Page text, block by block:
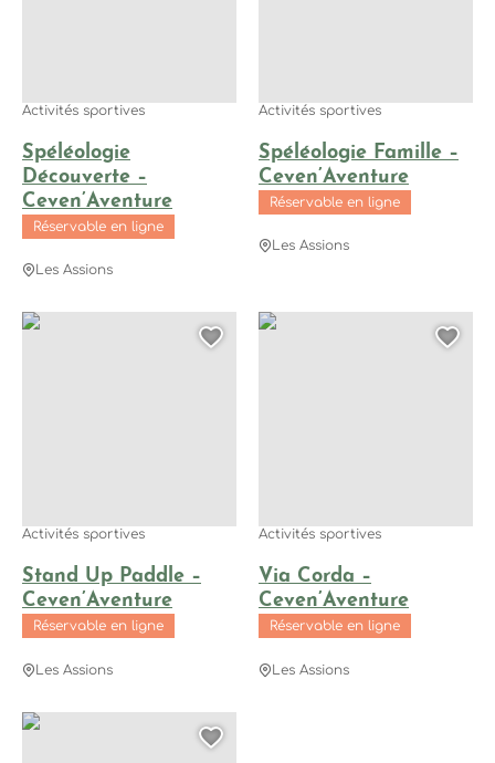
Spéléologie
Découverte –
Ceven’Aventure
Activités sportives
Réservable en ligne
Les Assions
Spéléologie Famille –
Ceven’Aventure
Activités sportives
Réservable en ligne
Les Assions
Stand Up Paddle –
Ceven’Aventure
Activités sportives
Réservable en ligne
Les Assions
Stand Up Paddle – Ceven’Aventure, © Ceven'Aventure
Ajouter cette page au
Via Corda –
Ceven’Aventure
Activités sportives
Réservable en ligne
Les Assions
Via Corda – Ceven’Aventure,
Ceven’Aventure, © Ceven'Aventure
Ajouter cette page au